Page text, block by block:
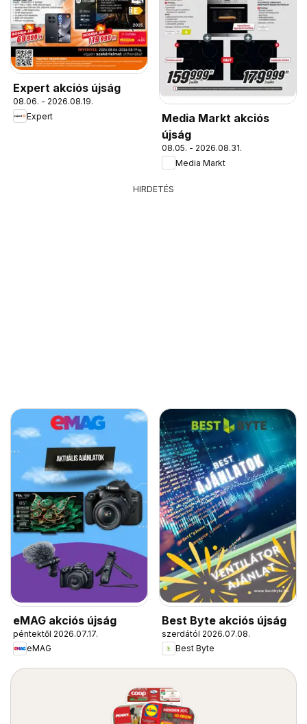
Expert akciós újság
08.06. - 2026.08.19.
Expert
Media Markt akciós
újság
08.05. - 2026.08.31.
Media Markt
HIRDETÉS
eMAG akciós újság
péntektől 2026.07.17.
eMAG
Best Byte akciós újság
szerdától 2026.07.08.
Best Byte